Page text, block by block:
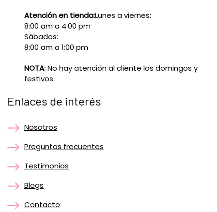
Atención en tienda:Lunes a viernes:
8:00 am a 4:00 pm
Sábados:
8:00 am a 1:00 pm
NOTA:No hay atención al cliente los domingos y
festivos.
Enlaces de interés
Nosotros
Preguntas frecuentes
Testimonios
Blogs
Contacto